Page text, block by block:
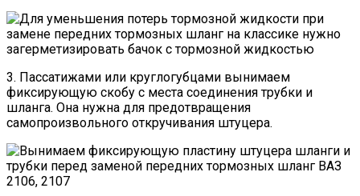
3. Пассатижами или круглогубцами вынимаем
фиксирующую скобу с места соединения трубки и
шланга. Она нужна для предотвращения
самопроизвольного откручивания штуцера.